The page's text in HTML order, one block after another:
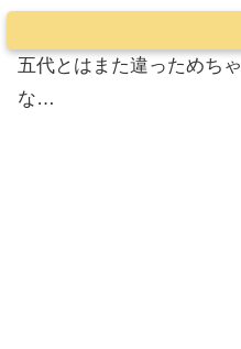
五代とはまた違っためち
な…